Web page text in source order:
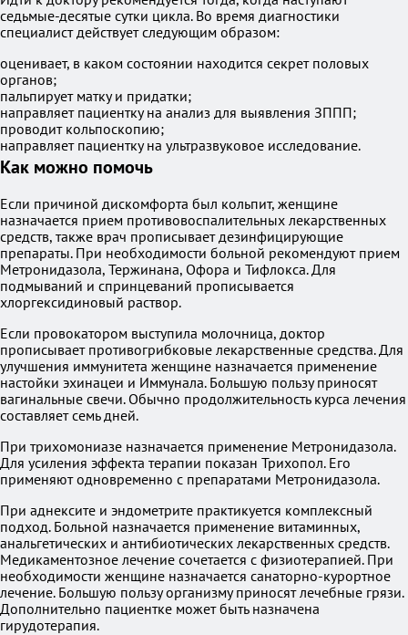
седьмые-десятые сутки цикла. Во время диагностики
специалист действует следующим образом:
оценивает, в каком состоянии находится секрет половых
органов;
пальпирует матку и придатки;
направляет пациентку на анализ для выявления ЗППП;
проводит кольпоскопию;
направляет пациентку на ультразвуковое исследование.
Как можно помочь
Если причиной дискомфорта был кольпит, женщине
назначается прием противовоспалительных лекарственных
средств, также врач прописывает дезинфицирующие
препараты. При необходимости больной рекомендуют прием
Метронидазола, Тержинана, Офора и Тифлокса. Для
подмываний и спринцеваний прописывается
хлоргексидиновый раствор.
Если провокатором выступила молочница, доктор
прописывает противогрибковые лекарственные средства. Для
улучшения иммунитета женщине назначается применение
настойки эхинацеи и Иммунала. Большую пользу приносят
вагинальные свечи. Обычно продолжительность курса лечения
составляет семь дней.
При трихомониазе назначается применение Метронидазола.
Для усиления эффекта терапии показан Трихопол. Его
применяют одновременно с препаратами Метронидазола.
При аднексите и эндометрите практикуется комплексный
подход. Больной назначается применение витаминных,
анальгетических и антибиотических лекарственных средств.
Медикаментозное лечение сочетается с физиотерапией. При
необходимости женщине назначается санаторно-курортное
лечение. Большую пользу организму приносят лечебные грязи.
Дополнительно пациентке может быть назначена
гирудотерапия.